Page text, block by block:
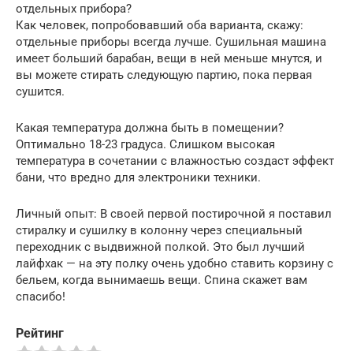
отдельных прибора?
Как человек, попробовавший оба варианта, скажу:
отдельные приборы всегда лучше. Сушильная машина
имеет больший барабан, вещи в ней меньше мнутся, и
вы можете стирать следующую партию, пока первая
сушится.
Какая температура должна быть в помещении?
Оптимально 18-23 градуса. Слишком высокая
температура в сочетании с влажностью создаст эффект
бани, что вредно для электроники техники.
Личный опыт: В своей первой постирочной я поставил
стиралку и сушилку в колонну через специальный
переходник с выдвижной полкой. Это был лучший
лайфхак — на эту полку очень удобно ставить корзину с
бельем, когда вынимаешь вещи. Спина скажет вам
спасибо!
Рейтинг